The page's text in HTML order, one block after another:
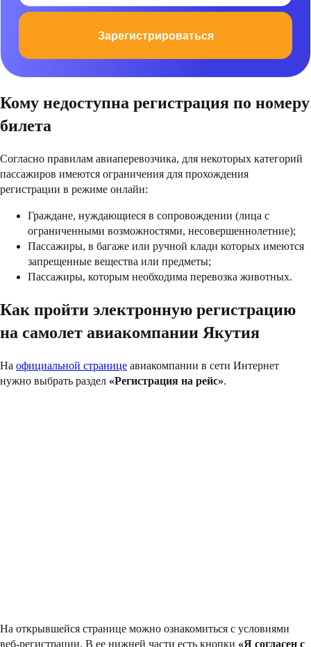
Зарегистрироваться
Кому недоступна регистрация по номеру
билета
Согласно правилам авиаперевозчика, для некоторых категорий
пассажиров имеются ограничения для прохождения
регистрации в режиме онлайн:
Граждане, нуждающиеся в сопровождении (лица с
ограниченными возможностями, несовершеннолетние);
Пассажиры, в багаже или ручной клади которых имеются
запрещенные вещества или предметы;
Пассажиры, которым необходима перевозка животных.
Как пройти электронную регистрацию
на самолет авиакомпании Якутия
На официальной странице авиакомпании в сети Интернет
нужно выбрать раздел «Регистрация на рейс».
На открывшейся странице можно ознакомиться с условиями
веб-регистрации. В ее нижней части есть кнопки «Я согласен с